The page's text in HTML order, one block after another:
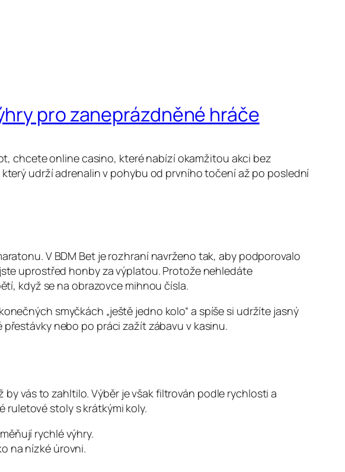
pro zaneprázdněné hráče
chcete online casino, které nabízí okamžitou akci bez
udrží adrenalin v pohybu od prvního točení až po poslední
V BDM Bet je rozhraní navrženo tak, aby podporovalo
uprostřed honby za výplatou. Protože nehledáte
když se na obrazovce mihnou čísla.
smyčkách „ještě jedno kolo“ a spíše si udržíte jasný
nebo po práci zažít zábavu v kasinu.
vás to zahltilo. Výběr je však filtrován podle rychlosti a
ruletové stoly s krátkými koly.
rychlé výhry.
na nízké úrovni.